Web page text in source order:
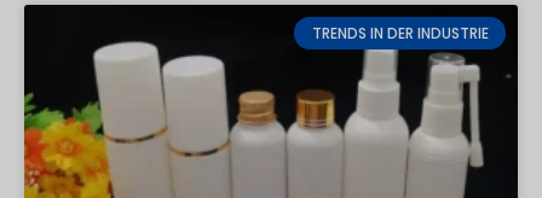
TRENDS IN DER INDUSTRIE